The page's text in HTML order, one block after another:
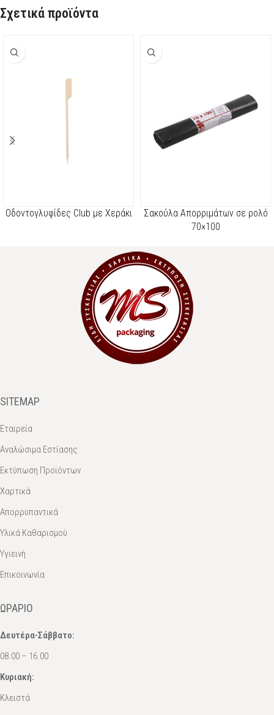
Σχετικά προϊόντα
Οδοντογλυφίδες Club με Χεράκι
Σακούλα Απορριμάτων σε ρολό
70×100
SITEMAP
Εταιρεία
Αναλώσιμα Εστίασης
Εκτύπωση Προϊόντων
Χαρτικά
Απορρυπαντικά
Υλικά Καθαρισμού
Υγιεινή
Επικοινωνία
ΩΡΆΡΙΟ
Δευτέρα-Σάββατο:
08.00 – 16.00
Κυριακή:
Κλειστά